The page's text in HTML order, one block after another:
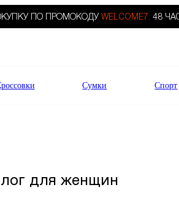
ПО ПРОМОКОДУ WELCOME7. 48
Сумки Спорт
для женщин